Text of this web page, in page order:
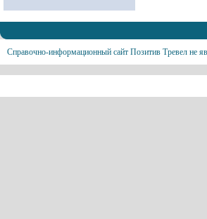
Справочно-информационный сайт Позитив Тревел не